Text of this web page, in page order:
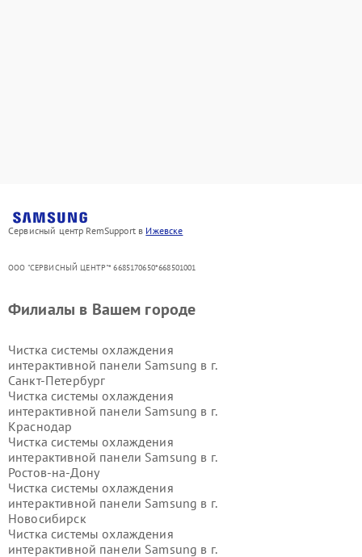
Сервисный центр RemSupport в Ижевске
ООО "СЕРВИСНЫЙ ЦЕНТР"* 6685170650*668501001
Филиалы в Вашем городе
Чистка системы охлаждения
интерактивной панели Samsung в г.
Санкт-Петербург
Чистка системы охлаждения
интерактивной панели Samsung в г.
Краснодар
Чистка системы охлаждения
интерактивной панели Samsung в г.
Ростов-на-Дону
Чистка системы охлаждения
интерактивной панели Samsung в г.
Новосибирск
Чистка системы охлаждения
интерактивной панели Samsung в г.